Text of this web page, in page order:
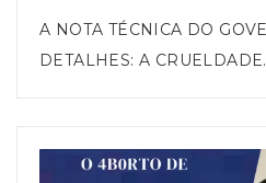
A NOTA TÉCNICA DO
DETALHES: A